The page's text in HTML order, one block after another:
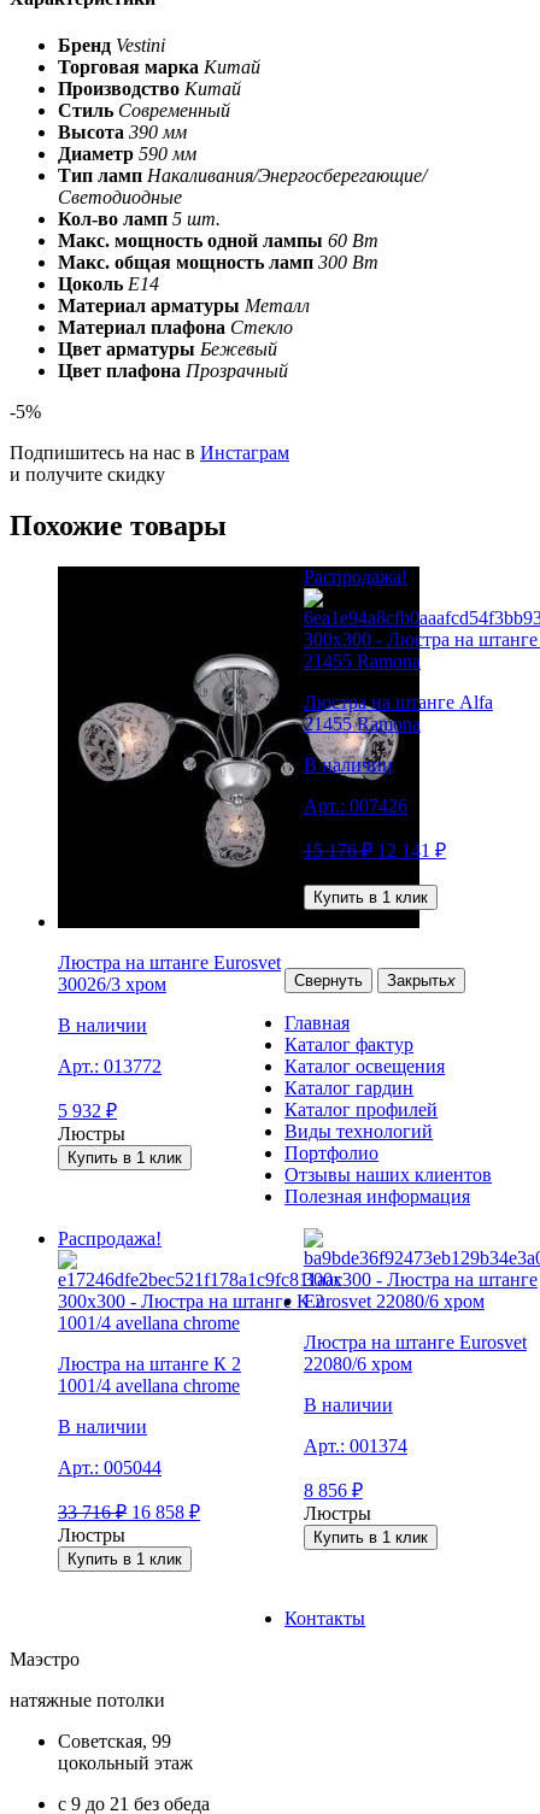
Бренд Vestini
Торговая марка Китай
Производство Китай
Стиль Современный
Высота 390 мм
Диаметр 590 мм
Тип ламп Накаливания/Энергосберегающие/
Светодиодные
Кол-во ламп 5 шт.
Макс. мощность одной лампы 60 Вт
Макс. общая мощность ламп 300 Вт
Цоколь Е14
Материал арматуры Металл
Материал плафона Стекло
Цвет арматуры Бежевый
Цвет плафона Прозрачный
-5%
Подпишитесь на нас в Инстаграм
и получите скидку
Похожие товары
Люстра на штанге Eurosvet
30026/3 хром
В наличии
Арт.: 013772
5 932 ₽
Люстры
Купить в 1 клик
Распродажа!
Люстра на штанге Alfa
21455 Ramona
В наличии
Арт.: 007426
15 176₽ 12 141 ₽
Купить в 1 клик
Распродажа!
Люстра на штанге К 2
1001/4 avellana chrome
В наличии
Арт.: 005044
33 716₽ 16 858 ₽
Люстры
Купить в 1 клик
Люстра на штанге Eurosvet
22080/6 хром
В наличии
Арт.: 001374
8 856 ₽
Люстры
Купить в 1 клик
Свернуть Закрытьx
Главная
Каталог фактур
Каталог освещения
Каталог гардин
Каталог профилей
Виды технологий
Портфолио
Отзывы наших клиентов
Полезная информация
Контакты
Маэстро
натяжные потолки
Советская, 99
цокольный этаж
с 9 до 21 без обеда